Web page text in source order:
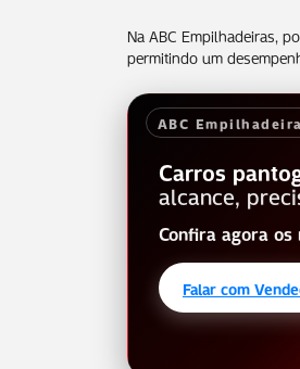
Na ABC Empilhadeiras,
permitindo um
ABC
Carros
alcance,
Confira agora
Falar com